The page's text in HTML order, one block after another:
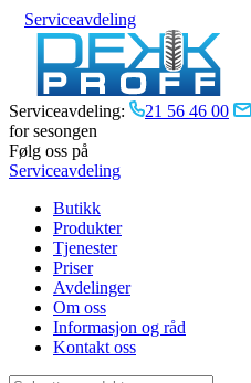
Serviceavdeling
Serviceavdeling: 21 56 46 00
for sesongen
Følg oss på
Serviceavdeling
Butikk
Produkter
Tjenester
Priser
Avdelinger
Om oss
Informasjon og råd
Kontakt oss